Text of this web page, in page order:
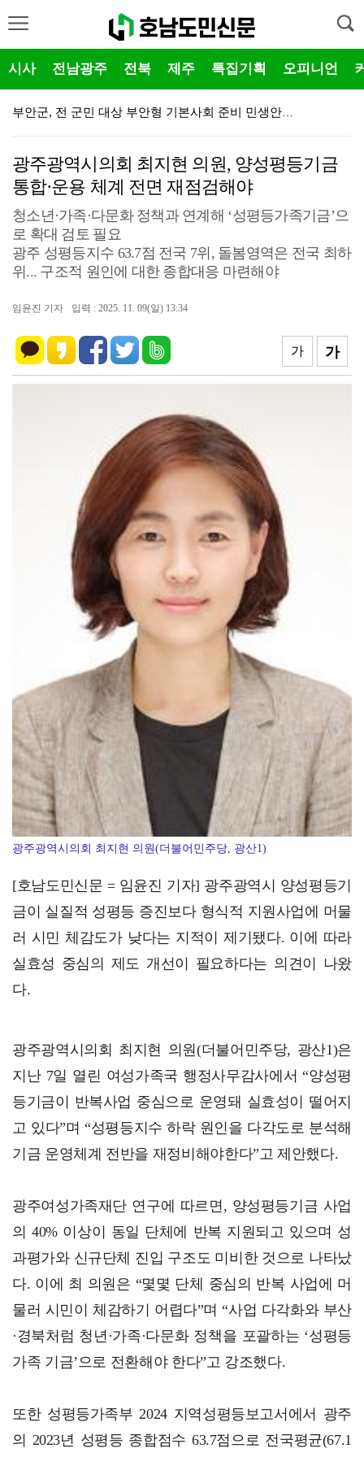
시사 전남광주 전북 제주 특집기획 오피니언
부안군, 전 군민 대상 부안형 기본사회 준비 민생안정지…
대한적십자봉사회 부안군협의회, 폭염 극복 얼음물 나눔 …
장수군, 방문진료 확대운영 의료돌봄 통합안전망 강화
익산시, 자율방재단과 폭염 대응 무더위쉼터 현장 예찰 …
익산시, 청소년동반자 사업 운영
광주광역시의회 최지현 의원, 양성평등기금
통합·운용 체계 전면 재점검해야
청소년·가족·다문화 정책과 연계해 ‘성평등가족기금’으
로 확대 검토 필요
광주 성평등지수 63.7점 전국 7위, 돌봄영역은 전국 최하
위... 구조적 원인에 대한 종합대응 마련해야
임윤진 기자 입력 : 2025. 11. 09(일) 13:34
가
가
광주광역시의회 최지현 의원(더불어민주당, 광산1)
[호남도민신문 = 임윤진 기자] 광주광역시 양성평등기
금이 실질적 성평등 증진보다 형식적 지원사업에 머물
러 시민 체감도가 낮다는 지적이 제기됐다. 이에 따라
실효성 중심의 제도 개선이 필요하다는 의견이 나왔
다.
광주광역시의회 최지현 의원(더불어민주당, 광산1)은
지난 7일 열린 여성가족국 행정사무감사에서 “양성평
등기금이 반복사업 중심으로 운영돼 실효성이 떨어지
고 있다”며 “성평등지수 하락 원인을 다각도로 분석해
기금 운영체계 전반을 재정비해야한다”고 제안했다.
광주여성가족재단 연구에 따르면, 양성평등기금 사업
의 40% 이상이 동일 단체에 반복 지원되고 있으며 성
과평가와 신규단체 진입 구조도 미비한 것으로 나타났
다. 이에 최 의원은 “몇몇 단체 중심의 반복 사업에 머
물러 시민이 체감하기 어렵다”며 “사업 다각화와 부산
·경북처럼 청년·가족·다문화 정책을 포괄하는 ‘성평등
가족 기금’으로 전환해야 한다”고 강조했다.
또한 성평등가족부 2024 지역성평등보고서에서 광주
의 2023년 성평등 종합점수 63.7점으로 전국평균(67.1